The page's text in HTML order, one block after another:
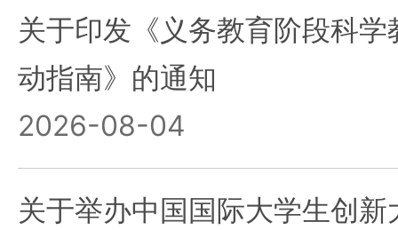
关于印发《义务教育阶段科学
动指南》的通知
2026-08-04
关于举办中国国际大学生创